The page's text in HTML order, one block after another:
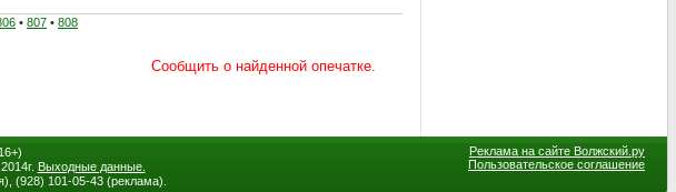
• 807 • 808
Выходные данные.
(928) 101-05-43 (реклама).
Реклама на сайте Волжский.ру
Пользовательское соглашение